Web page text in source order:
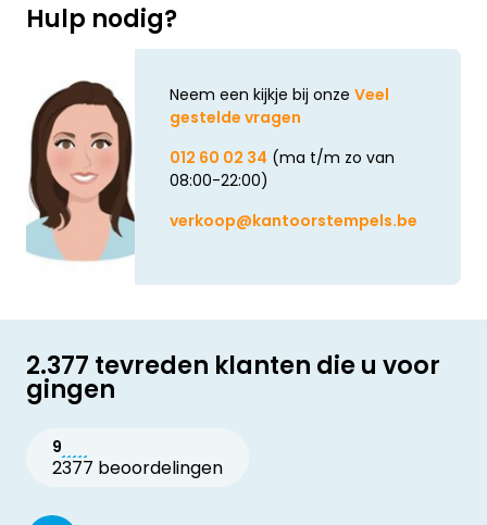
Hulp nodig?
Neem een kijkje bij onze Veel
gestelde vragen
012 60 02 34 (ma t/m zo van
08:00-22:00)
verkoop@kantoorstempels.be
2.377 tevreden klanten die u voor
gingen
9
2377 beoordelingen